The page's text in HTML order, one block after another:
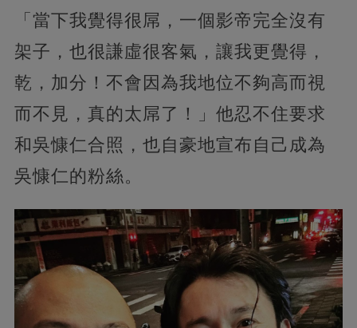
「當下我覺得很屌，一個影帝完全沒有
架子，也很謙虛很客氣，讓我更覺得，
乾，加分！不會因為我地位不夠高而視
而不見，真的太屌了！」他忍不住要求
和吳慷仁合照，也自豪地宣布自己成為
吳慷仁的粉絲。